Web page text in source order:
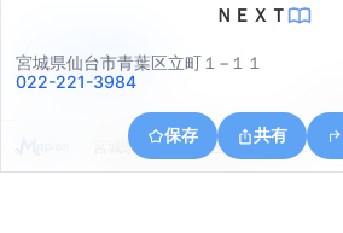
ＮＥＸＴ
宮城県仙台市青葉区立町１−１１
022-221-3984
保存 共有
宮城県仙台市青葉区八幡４丁目１１
アプリで見る